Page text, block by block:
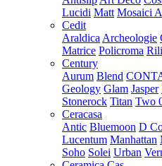
Lucidi Matt Mosaici
Cedit
Araldica Archeologie
Matrice Policroma
Century
Aurum Blend
Geology Glam Jasper
Stonerock Titan Two
Ceracasa
Antic Bluemoon D
Lucentum Manhattan
Soho Solei Urban